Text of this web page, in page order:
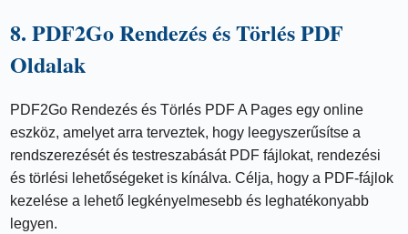
8. PDF2Go Rendezés és Törlés PDF
Oldalak
PDF2Go Rendezés és Törlés PDF A Pages egy online
eszköz, amelyet arra terveztek, hogy leegyszerűsítse a
rendszerezését és testreszabását PDF fájlokat, rendezési
és törlési lehetőségeket is kínálva. Célja, hogy a PDF-fájlok
kezelése a lehető legkényelmesebb és leghatékonyabb
legyen.